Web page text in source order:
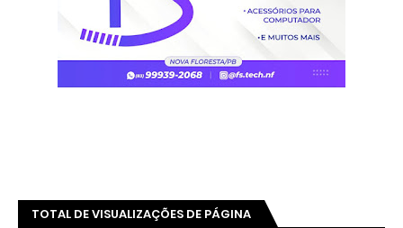
TOTAL DE VISUALIZAÇÕES DE PÁGINA